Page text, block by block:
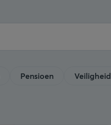
Pensioen Veiligheid